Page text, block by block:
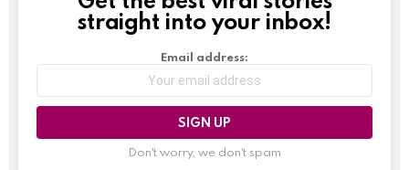
straight into your inbox!
Email address:
Don't worry, we don't spam